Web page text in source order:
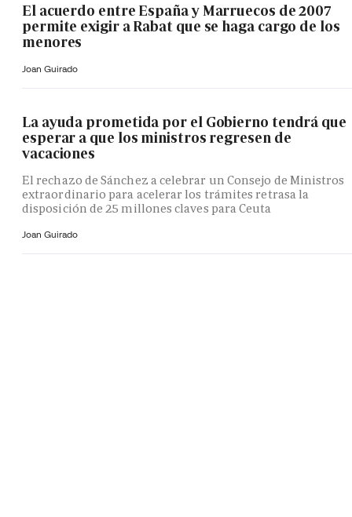
El acuerdo entre España y Marruecos de 2007
permite exigir a Rabat que se haga cargo de los
menores
Joan Guirado
La ayuda prometida por el Gobierno tendrá que
esperar a que los ministros regresen de
vacaciones
El rechazo de Sánchez a celebrar un Consejo de Ministros
extraordinario para acelerar los trámites retrasa la
disposición de 25 millones claves para Ceuta
Joan Guirado